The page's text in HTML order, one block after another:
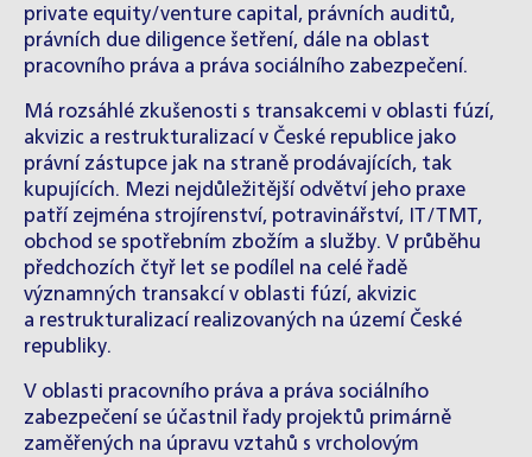
private equity/venture capital, právních auditů,
právních due diligence šetření, dále na oblast
pracovního práva a práva sociálního zabezpečení.
Má rozsáhlé zkušenosti s transakcemi v oblasti fúzí,
akvizic a restrukturalizací v České republice jako
právní zástupce jak na straně prodávajících, tak
kupujících. Mezi nejdůležitější odvětví jeho praxe
patří zejména strojírenství, potravinářství, IT/TMT,
obchod se spotřebním zbožím a služby. V průběhu
předchozích čtyř let se podílel na celé řadě
významných transakcí v oblasti fúzí, akvizic
a restrukturalizací realizovaných na území České
republiky.
V oblasti pracovního práva a práva sociálního
zabezpečení se účastnil řady projektů primárně
zaměřených na úpravu vztahů s vrcholovým